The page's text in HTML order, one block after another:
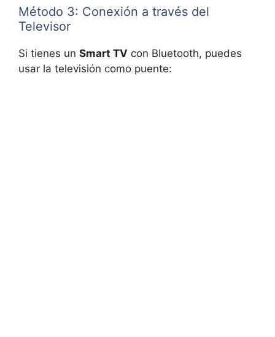
Método 3: Conexión a través del
Televisor
Si tienes un Smart TV con Bluetooth, puedes
usar la televisión como puente: